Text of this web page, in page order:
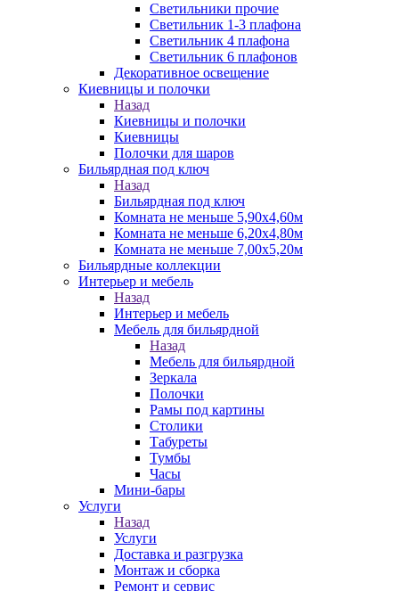
Светильники прочие
Светильник 1-3 плафона
Светильник 4 плафона
Светильник 6 плафонов
Декоративное освещение
Киевницы и полочки
Назад
Киевницы и полочки
Киевницы
Полочки для шаров
Бильярдная под ключ
Назад
Бильярдная под ключ
Комната не меньше 5,90х4,60м
Комната не меньше 6,20х4,80м
Комната не меньше 7,00х5,20м
Бильярдные коллекции
Интерьер и мебель
Назад
Интерьер и мебель
Мебель для бильярдной
Назад
Мебель для бильярдной
Зеркала
Полочки
Рамы под картины
Столики
Табуреты
Тумбы
Часы
Мини-бары
Услуги
Назад
Услуги
Доставка и разгрузка
Монтаж и сборка
Ремонт и сервис